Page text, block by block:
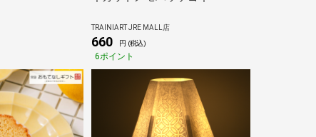
TRAINIART JRE MALL店
660 円 (税込)
6ポイント